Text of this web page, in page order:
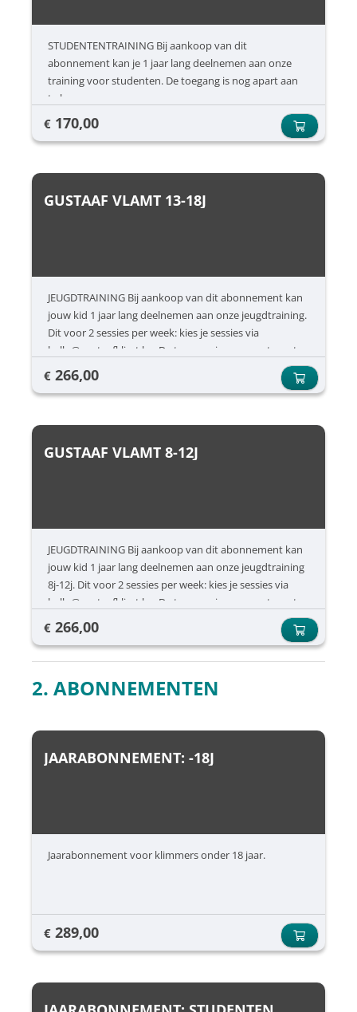
STUDENTENTRAINING Bij aankoop van dit
abonnement kan je 1 jaar lang deelnemen aan onze
training voor studenten. De toegang is nog apart aan
te kopen.
€ 170,00
GUSTAAF VLAMT 13-18J
JEUGDTRAINING Bij aankoop van dit abonnement kan
jouw kid 1 jaar lang deelnemen aan onze jeugdtraining.
Dit voor 2 sessies per week: kies je sessies via
hallo@gustaafklimt.be. De toegang is nog apart aan te
kopen.
€ 266,00
GUSTAAF VLAMT 8-12J
JEUGDTRAINING Bij aankoop van dit abonnement kan
jouw kid 1 jaar lang deelnemen aan onze jeugdtraining
8j-12j. Dit voor 2 sessies per week: kies je sessies via
hallo@gustaafklimt.be. De toegang is nog apart aan te
kopen.
€ 266,00
2. ABONNEMENTEN
JAARABONNEMENT: -18J
Jaarabonnement voor klimmers onder 18 jaar.
€ 289,00